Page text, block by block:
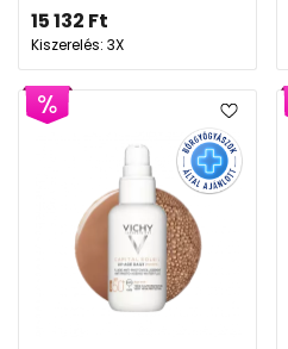
15 132 Ft
Kiszerelés: 3X